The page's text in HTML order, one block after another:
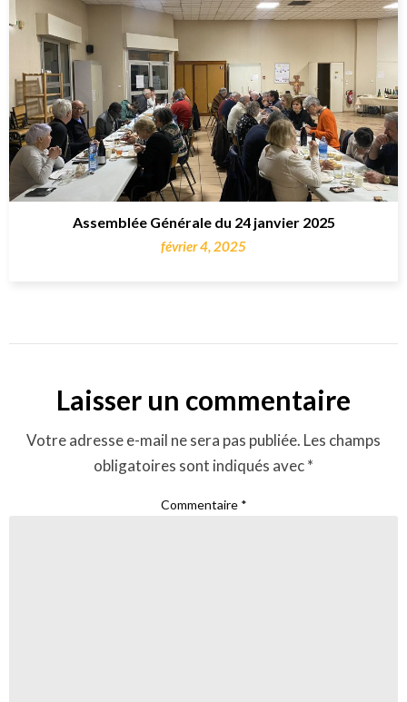
Assemblée Générale du 24 janvier 2025
février 4, 2025
Laisser un commentaire
Votre adresse e-mail ne sera pas publiée. Les champs
obligatoires sont indiqués avec*
Commentaire *